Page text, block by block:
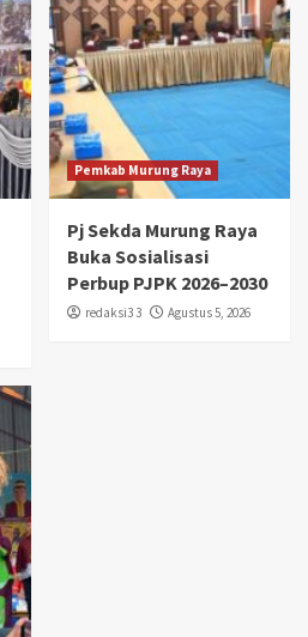
Pemkab Murung Raya
Pj Sekda Murung Raya
Buka Sosialisasi
Perbup PJPK 2026–2030
redaksi3 3 Agustus 5, 2026